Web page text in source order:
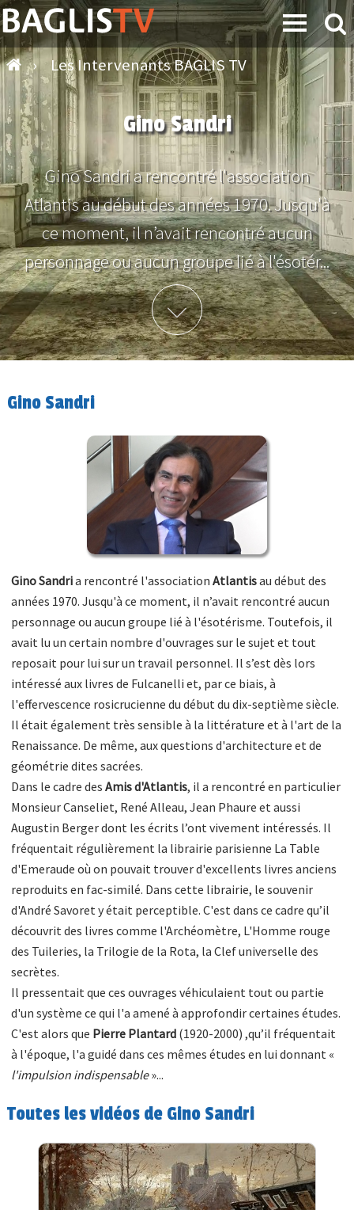
› Les Intervenants BAGLIS TV
Gino Sandri
Gino Sandri a rencontré l'association
Atlantis au début des années 1970. Jusqu'à
ce moment, il n’avait rencontré aucun
personnage ou aucun groupe lié à l'ésotér...
Plus d'info
Gino Sandri
Gino Sandria rencontré l'associationAtlantisau début des
années 1970. Jusqu'à ce moment, il n’avait rencontré aucun
personnage ou aucun groupe lié à l'ésotérisme. Toutefois, il
avait lu un certain nombre d'ouvrages sur le sujet et tout
reposait pour lui sur un travail personnel. Il s’est dès lors
intéressé aux livres de Fulcanelli et, par ce biais, à
l'effervescence rosicrucienne du début du dix-septième siècle.
Il était également très sensible à la littérature et à l'art de la
Renaissance. De même, aux questions d'architecture et de
géométrie dites sacrées.
Dans le cadre desAmis d'Atlantis, il a rencontré en particulier
Monsieur Canseliet, René Alleau, Jean Phaure et aussi
Augustin Berger dont les écrits l’ont vivement intéressés. Il
fréquentait régulièrement la librairie parisienne La Table
d'Emeraude où on pouvait trouver d'excellents livres anciens
reproduits en fac-similé. Dans cette librairie, le souvenir
d'André Savoret y était perceptible. C'est dans ce cadre qu’il
découvrit des livres comme l'Archéomètre, L'Homme rouge
des Tuileries, la Trilogie de la Rota, la Clef universelle des
secrètes.
Il pressentait que ces ouvrages véhiculaient tout ou partie
d'un système ce qui l'a amené à approfondir certaines études.
C'est alors que Pierre Plantard (1920-2000) ,qu’il fréquentait
à l'époque, l'a guidé dans ces mêmes études en lui donnant «
l'impulsion indispensable»...
Toutes les vidéos de Gino Sandri